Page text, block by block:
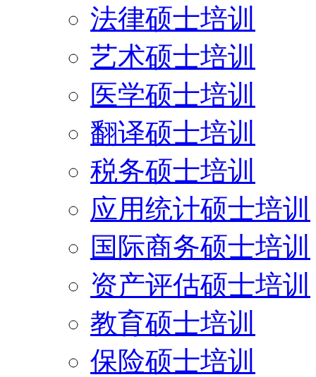
法律硕士培训
艺术硕士培训
医学硕士培训
翻译硕士培训
税务硕士培训
应用统计硕士培训
国际商务硕士培训
资产评估硕士培训
教育硕士培训
保险硕士培训